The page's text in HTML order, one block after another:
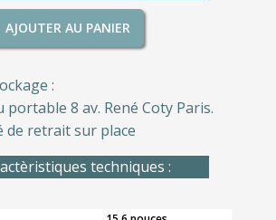
AJOUTER AU PANIER
:
portable 8 av. René Coty Paris.
de retrait sur place
techniques :